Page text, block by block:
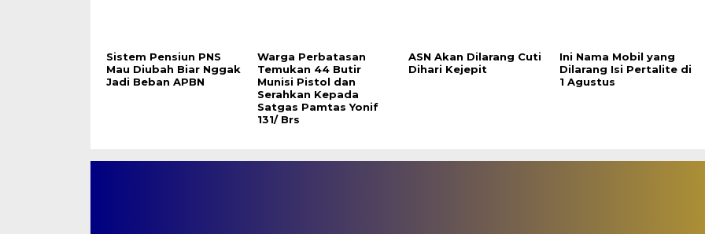
Sistem Pensiun PNS
Mau Diubah Biar Nggak
Jadi Beban APBN
Warga Perbatasan
Temukan 44 Butir
Munisi Pistol dan
Serahkan Kepada
Satgas Pamtas Yonif
131/ Brs
ASN Akan Dilarang Cuti
Dihari Kejepit
Ini Nama Mobil yang
Dilarang Isi Pertalite di
1 Agustus